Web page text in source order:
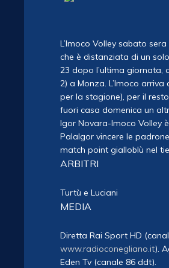
L’Imoco Volley sabato
che è distanziata di un
23 dopo l’ultima giornata,
2) a Monza. L’Imoco
per la stagione), per il
fuori casa domenica un
Igor Novara-Imoco Volley
PalaIgor vincere le
match point gialloblù nel
ARBITRI
Turtù e Luciani
MEDIA
Diretta Rai Sport HD
www.radioconegliano.it).
Eden Tv (canale 86 ddt).